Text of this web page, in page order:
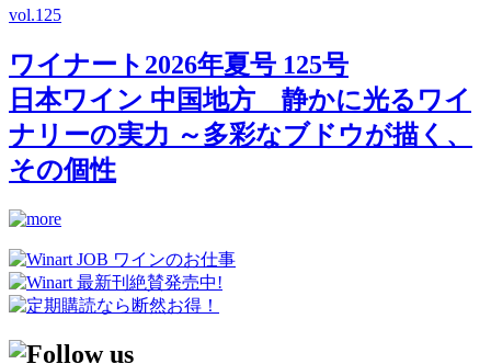
vol.125
ワイナート2026年夏号 125号
日本ワイン 中国地方 静かに光るワイ
ナリーの実力 ～多彩なブドウが描く、
その個性